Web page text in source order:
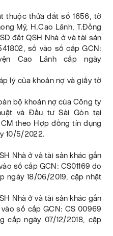
thuộc thửa đất số 1656, tờ
Mỹ, H.Cao Lãnh, T.Đồng
đất QSH Nhà ở và tài sản
số vào số cấp GCN:
Cao Lãnh cấp ngày
lý của khoản nợ và giấy tờ
bộ khoản nợ của Công ty
và Đầu tư Sài Gòn tại
theo Hợp đồng tín dụng
10/5/2022.
Nhà ở và tài sản khác gắn
số cấp GCN: CS01169 do
ngày 18/06/2019, cập nhật
Nhà ở và tài sản khác gắn
số cấp GCN: CS 00969
cấp ngày 07/12/2018, cập